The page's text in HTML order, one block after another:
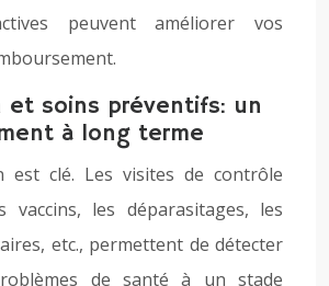
peuvent améliorer vos
et soins préventifs: un
à long terme
est clé. Les visites de contrôle
vaccins, les déparasitages, les
etc., permettent de détecter
de santé à un stade